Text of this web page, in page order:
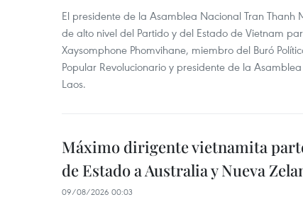
El presidente de la Asamblea Nacional Tran
de alto nivel del Partido y del Estado de Vietnam
Xaysomphone Phomvihane, miembro del Buró
Popular Revolucionario y presidente de la
Laos.
Máximo dirigente vietnamita
de Estado a Australia y Nueva
09/08/2026 00:03